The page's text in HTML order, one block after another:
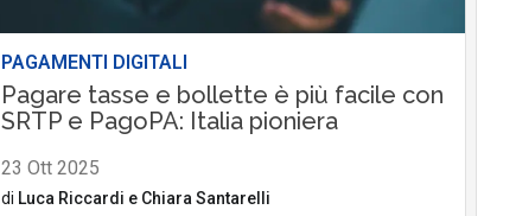
PAGAMENTI DIGITALI
Pagare tasse e bollette è più facile con
SRTP e PagoPA: Italia pioniera
23 Ott 2025
di Luca Riccardi e Chiara Santarelli